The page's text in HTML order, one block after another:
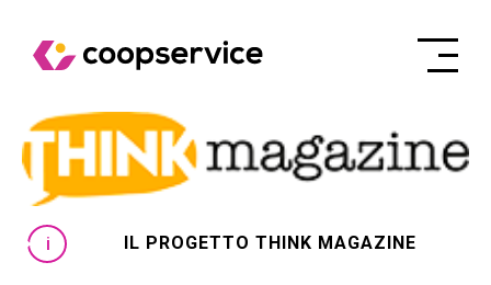
IL PROGETTO THINK MAGAZINE